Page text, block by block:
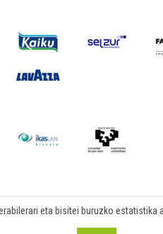
eta bisitei buruzko